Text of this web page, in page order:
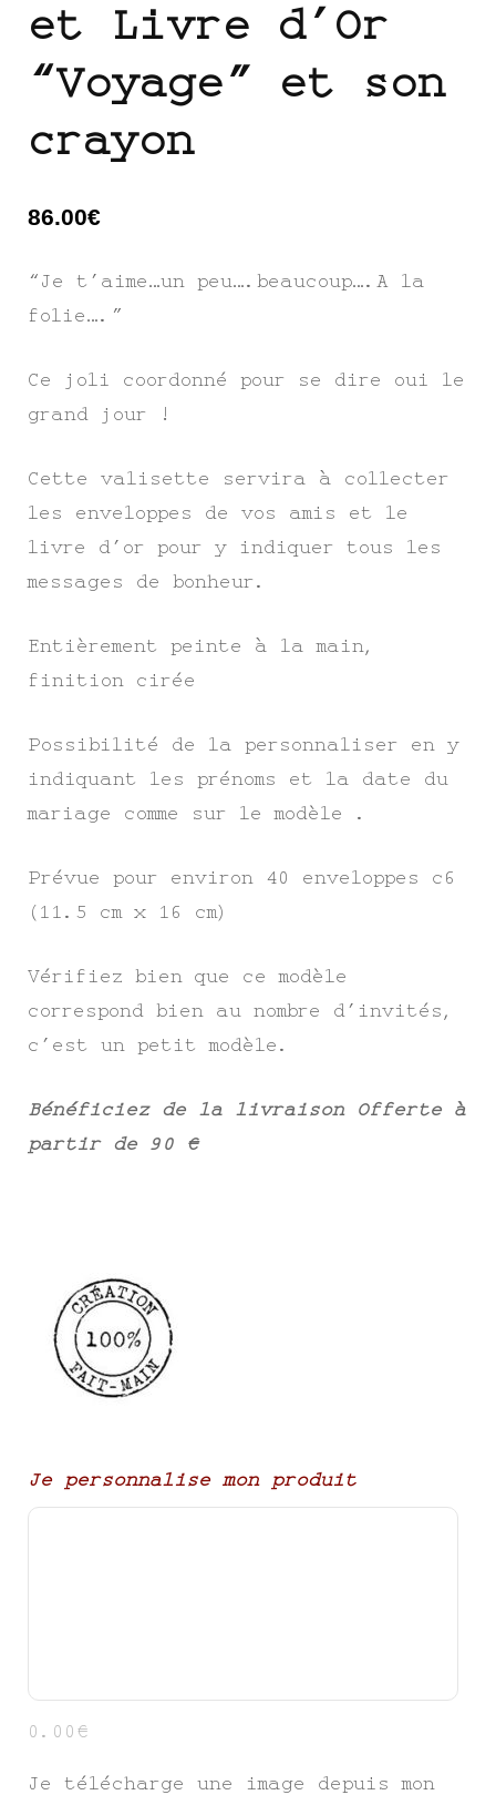
et Livre d’Or
“Voyage” et son
crayon
86.00€
“Je t’aime…un peu….beaucoup….A la
folie….”
Ce joli coordonné pour se dire oui le
grand jour !
Cette valisette servira à collecter
les enveloppes de vos amis et le
livre d’or pour y indiquer tous les
messages de bonheur.
Entièrement peinte à la main,
finition cirée
Possibilité de la personnaliser en y
indiquant les prénoms et la date du
mariage comme sur le modèle .
Prévue pour environ 40 enveloppes c6
(11.5 cm x 16 cm)
Vérifiez bien que ce modèle
correspond bien au nombre d’invités,
c’est un petit modèle.
Bénéficiez de la livraison Offerte à
partir de 90 €
Je personnalise mon produit
0.00€
Je télécharge une image depuis mon